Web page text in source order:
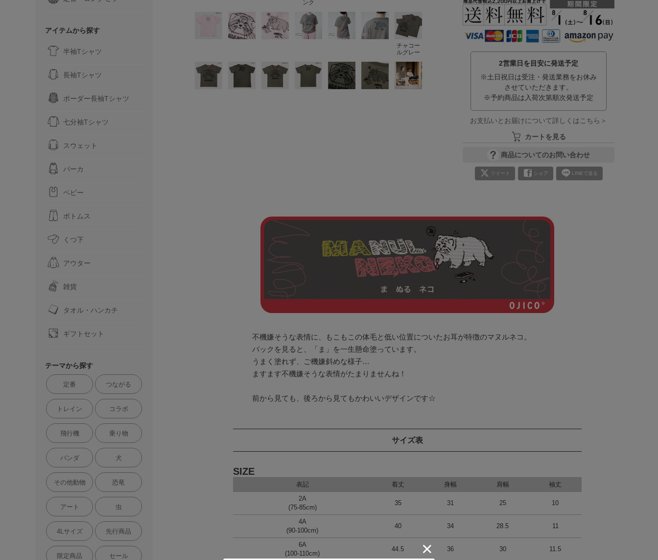
アイテムから探す
半袖Tシャツ
長袖Tシャツ
ボーダー長袖Tシャツ
七分袖Tシャツ
スウェット
パーカ
ベビー
ボトムス
くつ下
アウター
雑貨
タオル・ハンカチ
ギフトセット
テーマから探す
定番 つながる
トレイン コラボ
飛行機 乗り物
パンダ 犬
その他動物 恐竜
アート 虫
4Lサイズ 先行商品
限定商品 セール
ンク
チャコー
ルグレー
2営業日を目安に発送予定
※土日祝日は受注・発送業務をお休み
させていただきます。
※予約商品は入荷次第順次発送予定
お支払いとお届けについて詳しくはこちら＞
カートを見る
商品についてのお問い合わせ
ツイート シェア LINEで送る
不機嫌そうな表情に、もこもこの体毛と低い位置についたお耳が特徴のマヌルネコ。
バックを見ると、「ま」を一生懸命塗っています。
うまく塗れず、ご機嫌斜めな様子…
ますます不機嫌そうな表情がたまりませんね！
前から見ても、後ろから見てもかわいいデザインです☆
サイズ表
SIZE
表記 着丈 身幅 肩幅 袖丈
2A
(75-85cm)
35 31 25 10
4A
(90-100cm)
40 34 28.5 11
6A
(100-110cm)
44.5 36 30 11.5